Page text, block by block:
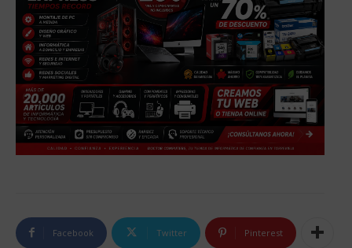
Facebook Twitter Pinterest